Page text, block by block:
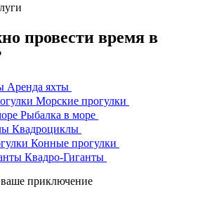
провести время в
Аренда яхты
Морские прогулки
Рыбалка в море
Квадроциклы
Конные прогулки
Квадро-Гиганты
приключение